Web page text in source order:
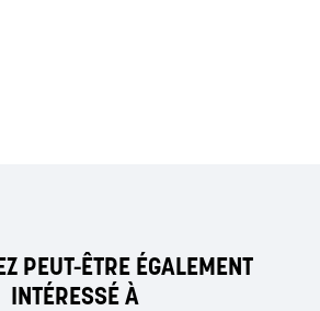
PEUT-ÊTRE ÉGALEMENT
INTÉRESSÉ À